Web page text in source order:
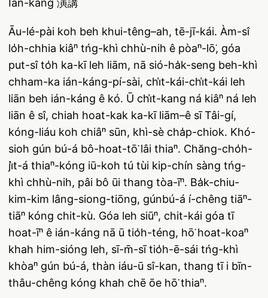
Ián-káng 演講
Āu-lé-pài koh beh khui-têng–ah, tē-jī-kái. Àm-sî
lo̍h-chhia kiâⁿ tńg-khì chhù-nih ê pòaⁿ-lō͘, góa
put-sî to̍h ka-kī leh liām, nā sió-ha̍k-seng beh-khì
chham-ka ián-káng-pí-sài, chi̍t-kái-chi̍t-kái leh
liān beh ián-káng ê kó. Ū chi̍t-kang ná kiâⁿ ná leh
liān ê sî, chiah hoat-kak ka-kī liām–ê sī Tâi-gí,
kóng-liáu koh chiâⁿ sūn, khì-sè cha̍p-chiok. Khó-
sioh gún bú-á bô-hoat-tō͘ lâi thiaⁿ. Chăng-cho̍h-
ji̍t-á thiaⁿ-kóng iū-koh tú tùi kip-chín sàng tńg-
khì chhù-nih, pâi bô ūi thang tòa-īⁿ. Ba̍k-chiu-
kim-kim lâng-siong-tiōng, gúnbú-á í-chêng tiāⁿ-
tiāⁿ kóng chit-kù. Góa leh siūⁿ, chit-kái góa tī
hoat-īⁿ ê ián-káng nā ū tio̍h-téng, hō͘ hoat-koaⁿ
khah him-sióng leh, sī-m̄-sī tio̍h-ē-sái tńg-khì
khòaⁿ gún bú-á, thàn iáu-ū sî-kan, thang tī i bīn-
thâu-chêng kóng khah chē ōe hō͘ thiaⁿ.